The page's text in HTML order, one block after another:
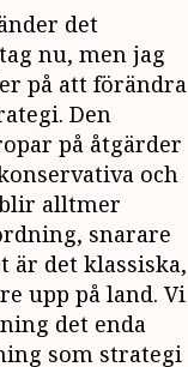
det
nu, men jag
på att förändra
Den
på åtgärder
och
alltmer
snarare
är det klassiska,
upp på land. Vi
det enda
som strategi